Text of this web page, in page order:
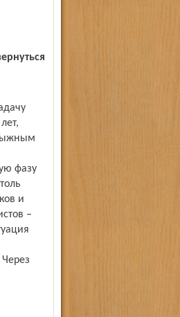
фазу
и
–